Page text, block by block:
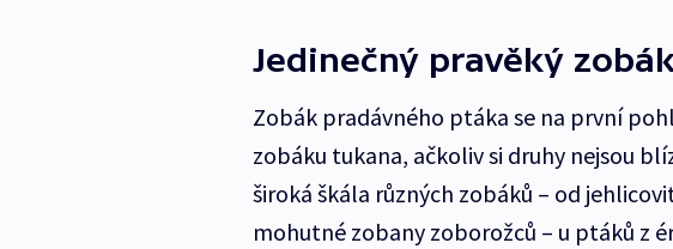
Jedinečný pravěký
Zobák pradávného ptáka se na první
zobáku tukana, ačkoliv si druhy nejsou
široká škála různých zobáků –⁠ od
mohutné zobany zoborožců –⁠ u ptáků z